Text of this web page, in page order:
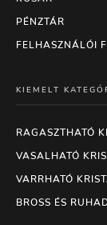
PÉNZTÁR
FELHASZNÁLÓI
KIEMELT
RAGASZTHATÓ
VASALHATÓ
VARRHATÓ
BROSS ÉS